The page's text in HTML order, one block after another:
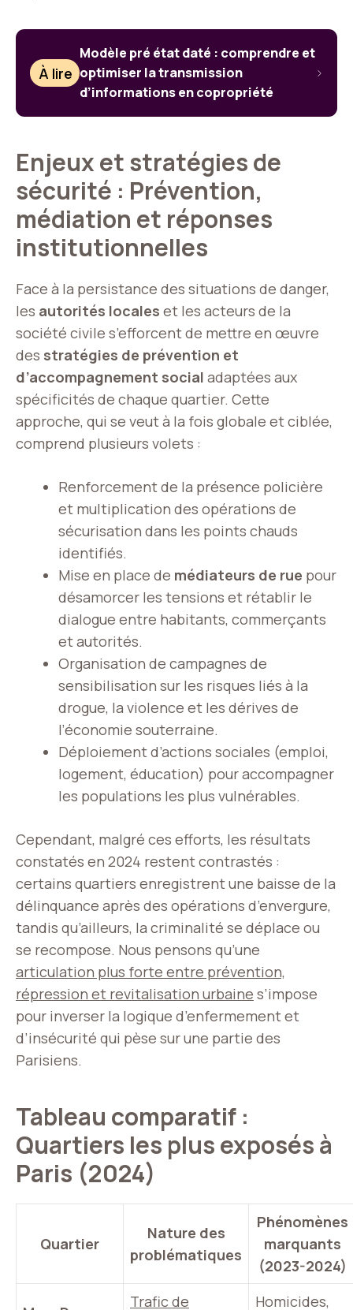
À lire
Modèle pré état daté : comprendre et
optimiser la transmission
d’informations en copropriété
Enjeux et stratégies de
sécurité : Prévention,
médiation et réponses
institutionnelles
Face à la persistance des situations de danger,
les autorités locales et les acteurs de la
société civile s’efforcent de mettre en œuvre
des stratégies de prévention et
d’accompagnement social adaptées aux
spécificités de chaque quartier. Cette
approche, qui se veut à la fois globale et ciblée,
comprend plusieurs volets :
Renforcement de la présence policière
et multiplication des opérations de
sécurisation dans les points chauds
identifiés.
Mise en place de médiateurs de rue pour
désamorcer les tensions et rétablir le
dialogue entre habitants, commerçants
et autorités.
Organisation de campagnes de
sensibilisation sur les risques liés à la
drogue, la violence et les dérives de
l’économie souterraine.
Déploiement d’actions sociales (emploi,
logement, éducation) pour accompagner
les populations les plus vulnérables.
Cependant, malgré ces efforts, les résultats
constatés en 2024 restent contrastés :
certains quartiers enregistrent une baisse de la
délinquance après des opérations d’envergure,
tandis qu’ailleurs, la criminalité se déplace ou
se recompose. Nous pensons qu’une
articulation plus forte entre prévention,
répression et revitalisation urbaine s’impose
pour inverser la logique d’enfermement et
d’insécurité qui pèse sur une partie des
Parisiens.
Tableau comparatif :
Quartiers les plus exposés à
Paris (2024)
Quartier
Nature des
problématiques
Phénomènes
marquants
(2023-2024)
Trafic de Homicides,